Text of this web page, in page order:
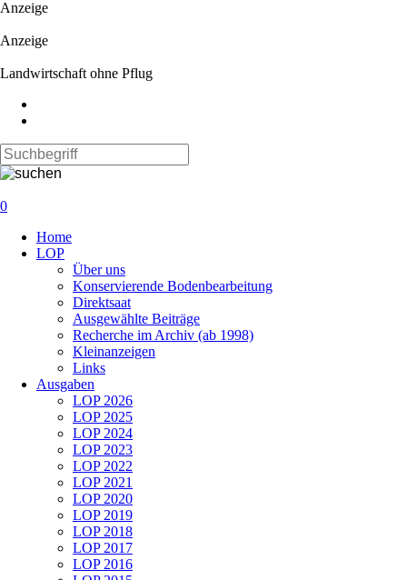
Anzeige
Anzeige
Landwirtschaft ohne Pflug
0
überspringen
Home
LOP
Über uns
Konservierende Bodenbearbeitung
Direktsaat
Ausgewählte Beiträge
Recherche im Archiv (ab 1998)
Kleinanzeigen
Links
Ausgaben
LOP 2026
LOP 2025
LOP 2024
LOP 2023
LOP 2022
LOP 2021
LOP 2020
LOP 2019
LOP 2018
LOP 2017
LOP 2016